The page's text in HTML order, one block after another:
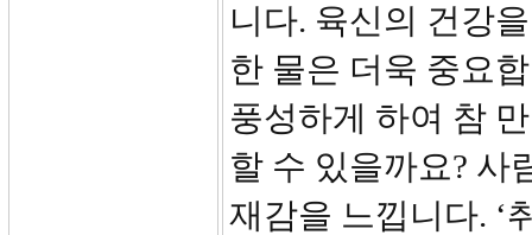
니다. 육신의 건강
한 물은 더욱 중요
풍성하게 하여 참
할 수 있을까요? 사
재감을 느낍니다. ‘